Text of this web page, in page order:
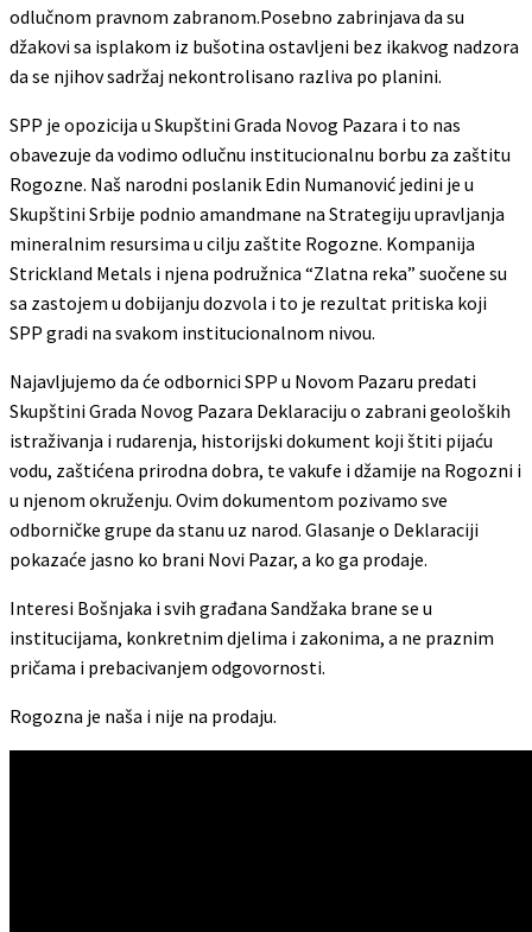
odlučnom pravnom zabranom.Posebno zabrinjava da su
džakovi sa isplakom iz bušotina ostavljeni bez ikakvog nadzora
da se njihov sadržaj nekontrolisano razliva po planini.
SPP je opozicija u Skupštini Grada Novog Pazara i to nas
obavezuje da vodimo odlučnu institucionalnu borbu za zaštitu
Rogozne. Naš narodni poslanik Edin Numanović jedini je u
Skupštini Srbije podnio amandmane na Strategiju upravljanja
mineralnim resursima u cilju zaštite Rogozne. Kompanija
Strickland Metals i njena podružnica “Zlatna reka” suočene su
sa zastojem u dobijanju dozvola i to je rezultat pritiska koji
SPP gradi na svakom institucionalnom nivou.
Najavljujemo da će odbornici SPP u Novom Pazaru predati
Skupštini Grada Novog Pazara Deklaraciju o zabrani geoloških
istraživanja i rudarenja, historijski dokument koji štiti pijaću
vodu, zaštićena prirodna dobra, te vakufe i džamije na Rogozni i
u njenom okruženju. Ovim dokumentom pozivamo sve
odborničke grupe da stanu uz narod. Glasanje o Deklaraciji
pokazaće jasno ko brani Novi Pazar, a ko ga prodaje.
Interesi Bošnjaka i svih građana Sandžaka brane se u
institucijama, konkretnim djelima i zakonima, a ne praznim
pričama i prebacivanjem odgovornosti.
Rogozna je naša i nije na prodaju.